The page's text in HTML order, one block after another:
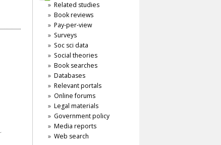
Related studies
Book reviews
Pay-per-view
Surveys
Soc sci data
Social theories
Book searches
Databases
Relevant portals
Online forums
Legal materials
Government policy
Media reports
Web search
.